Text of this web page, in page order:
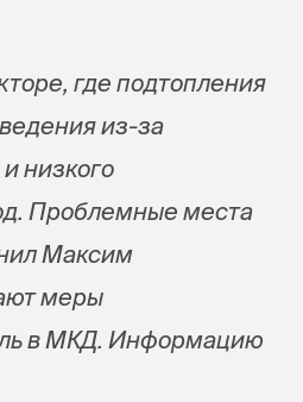
где подтопления
из-за
низкого
Проблемные места
Максим
меры
в МКД. Информацию